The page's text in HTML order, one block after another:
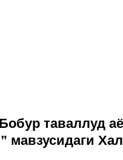
таваллуд
мавзусидаги